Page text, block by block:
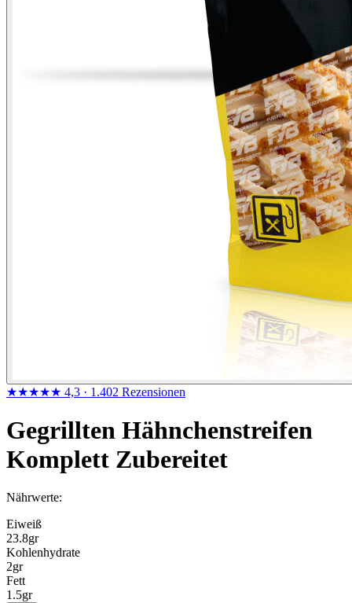
★★★★★ 4,3 · 1.402 Rezensionen
Gegrillten Hähnchenstreifen
Komplett Zubereitet
Nährwerte:
Eiweiß
23.8gr
Kohlenhydrate
2gr
Fett
1.5gr